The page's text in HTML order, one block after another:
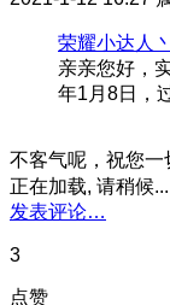
荣耀小达人
亲亲您好，
年1月8日，
不客气呢，祝您一
正在加载, 请稍候...
发表评论…
3
点赞